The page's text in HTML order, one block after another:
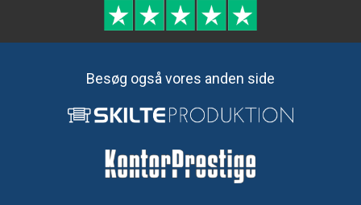
Besøg også vores anden side